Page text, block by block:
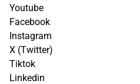
Youtube
Facebook
Instagram
X (Twitter)
Tiktok
Linkedin